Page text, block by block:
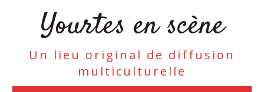
Yourtes en scène
Un lieu original de diffusion
multiculturelle